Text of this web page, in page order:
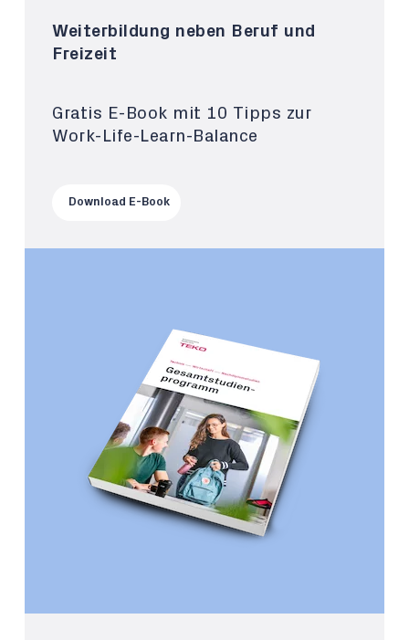
Weiterbildung neben Beruf und
Freizeit
Gratis E-Book mit 10 Tipps zur
Work-Life-Learn-Balance
Download E-Book